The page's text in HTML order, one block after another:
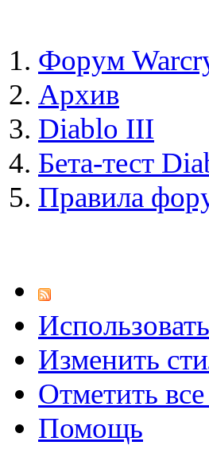
Форум
Архив
Diablo III
Бета-тест
Правила
Изменить
Отметить
Помощь